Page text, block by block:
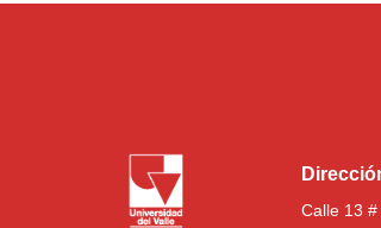
Calle 13